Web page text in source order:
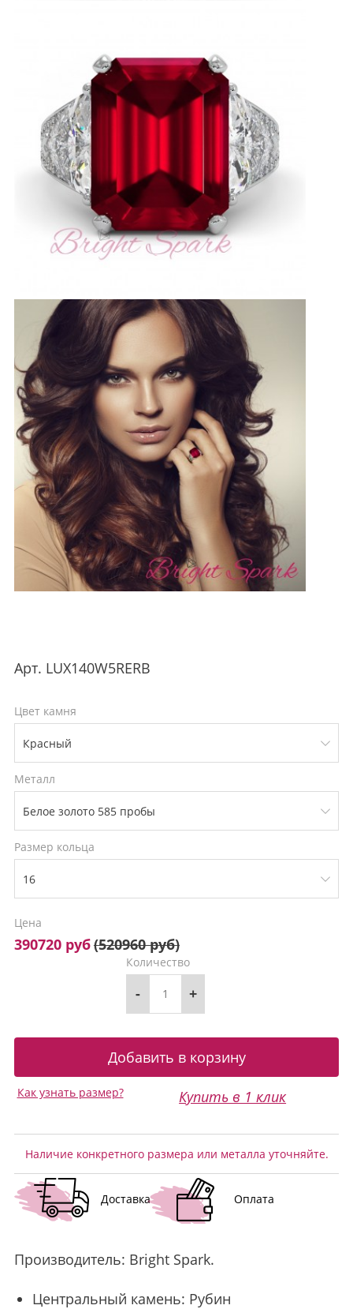
Арт. LUX140W5RERB
Цвет камня
Металл
Размер кольца
Цена
390720 руб(520960 руб)
Количество
- +
Купить в 1 клик
Как узнать размер?
Наличие конкретного размера или металла уточняйте.
Доставка Оплата
Производитель: Bright Spark.
Центральный камень: Рубин